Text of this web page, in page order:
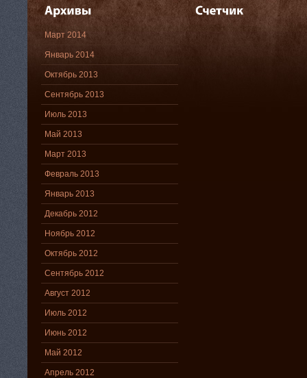
Март 2014
Январь 2014
Октябрь 2013
Сентябрь 2013
Июль 2013
Май 2013
Март 2013
Февраль 2013
Январь 2013
Декабрь 2012
Ноябрь 2012
Октябрь 2012
Сентябрь 2012
Август 2012
Июль 2012
Июнь 2012
Май 2012
Апрель 2012